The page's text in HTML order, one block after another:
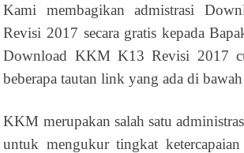
Kami membagikan admistrasi
Revisi 2017 secara gratis kepada
Download KKM K13 Revisi 2017
beberapa tautan link yang ada di bawah
KKM merupakan salah satu
untuk mengukur tingkat